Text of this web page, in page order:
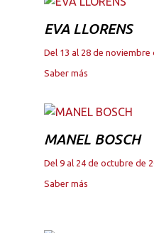
EVA LLORENS
Del 13 al 28 de noviembre
Saber más
MANEL BOSCH
Del 9 al 24 de octubre de
Saber más